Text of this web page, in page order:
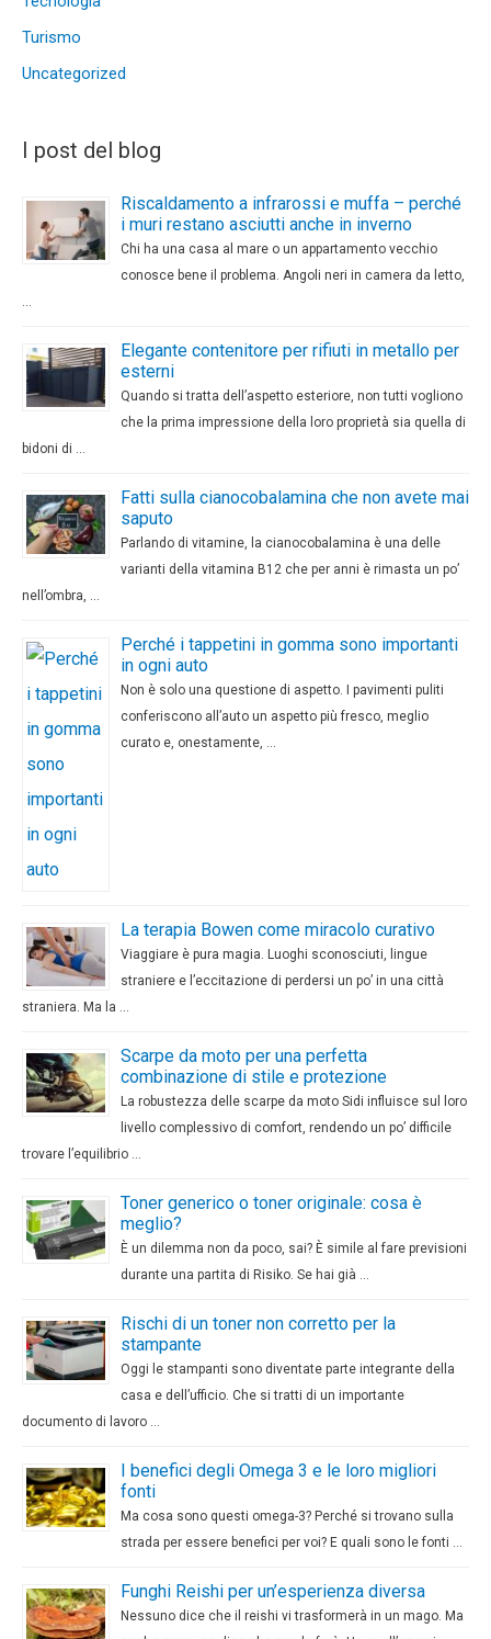
Turismo
Uncategorized
I post del blog
Riscaldamento a infrarossi e muffa – perché
i muri restano asciutti anche in inverno
Chi ha una casa al mare o un appartamento vecchio
conosce bene il problema. Angoli neri in camera da letto,
…
Elegante contenitore per rifiuti in metallo per
esterni
Quando si tratta dell’aspetto esteriore, non tutti vogliono
che la prima impressione della loro proprietà sia quella di
bidoni di …
Fatti sulla cianocobalamina che non avete mai
saputo
Parlando di vitamine, la cianocobalamina è una delle
varianti della vitamina B12 che per anni è rimasta un po’
nell’ombra, …
Perché i tappetini in gomma sono importanti
in ogni auto
Non è solo una questione di aspetto. I pavimenti puliti
conferiscono all’auto un aspetto più fresco, meglio
curato e, onestamente, …
La terapia Bowen come miracolo curativo
Viaggiare è pura magia. Luoghi sconosciuti, lingue
straniere e l’eccitazione di perdersi un po’ in una città
straniera. Ma la …
Scarpe da moto per una perfetta
combinazione di stile e protezione
La robustezza delle scarpe da moto Sidi influisce sul loro
livello complessivo di comfort, rendendo un po’ difficile
trovare l’equilibrio …
Toner generico o toner originale: cosa è
meglio?
È un dilemma non da poco, sai? È simile al fare previsioni
durante una partita di Risiko. Se hai già …
Rischi di un toner non corretto per la
stampante
Oggi le stampanti sono diventate parte integrante della
casa e dell’ufficio. Che si tratti di un importante
documento di lavoro …
I benefici degli Omega 3 e le loro migliori
fonti
Ma cosa sono questi omega-3? Perché si trovano sulla
strada per essere benefici per voi? E quali sono le fonti …
Funghi Reishi per un’esperienza diversa
Nessuno dice che il reishi vi trasformerà in un mago. Ma